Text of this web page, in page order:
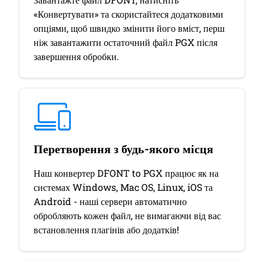
«Конвертувати» та скористайтеся додатковими
опціями, щоб швидко змінити його вміст, перш
ніж завантажити остаточний файл PGX після
завершення обробки.
Перетворення з будь-якого місця
Наш конвертер DFONT to PGX працює як на
системах Windows, Mac OS, Linux, iOS та
Android - наші сервери автоматично
обробляють кожен файл, не вимагаючи від вас
встановлення плагінів або додатків!